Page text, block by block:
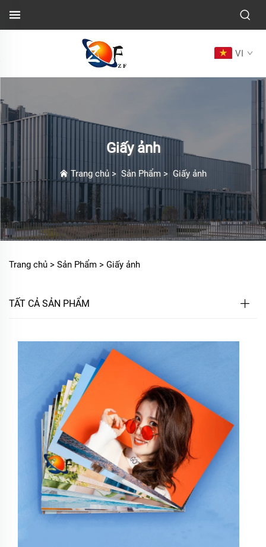
VI
Giấy ảnh
Trang chủ > Sản Phẩm > Giấy ảnh
Trang chủ > Sản Phẩm > Giấy ảnh
TẤT CẢ SẢN PHẨM